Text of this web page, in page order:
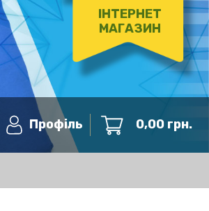
ІНТЕРНЕТ
МАГАЗИН
Профіль 0,00 грн.